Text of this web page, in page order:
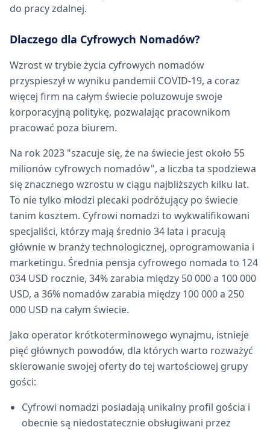
do pracy zdalnej.
Dlaczego dla Cyfrowych Nomadów?
Wzrost w trybie życia cyfrowych nomadów
przyspieszył w wyniku pandemii COVID-19, a coraz
więcej firm na całym świecie poluzowuje swoje
korporacyjną politykę, pozwalając pracownikom
pracować poza biurem.
Na rok 2023 "szacuje się, że na świecie jest około 55
milionów cyfrowych nomadów", a liczba ta spodziewa
się znacznego wzrostu w ciągu najbliższych kilku lat.
To nie tylko młodzi plecaki podróżujący po świecie
tanim kosztem. Cyfrowi nomadzi to wykwalifikowani
specjaliści, którzy mają średnio 34 lata i pracują
głównie w branży technologicznej, oprogramowania i
marketingu. Średnia pensja cyfrowego nomada to 124
034 USD rocznie, 34% zarabia między 50 000 a 100 000
USD, a 36% nomadów zarabia między 100 000 a 250
000 USD na całym świecie.
Jako operator krótkoterminowego wynajmu, istnieje
pięć głównych powodów, dla których warto rozważyć
skierowanie swojej oferty do tej wartościowej grupy
gości:
Cyfrowi nomadzi posiadają unikalny profil gościa i
obecnie są niedostatecznie obsługiwani przez